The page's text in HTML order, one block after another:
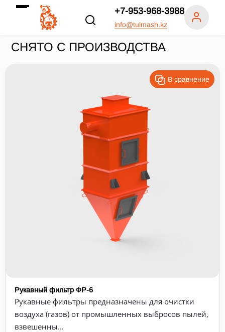
+7-953-968-3988
info@tulmash.kz
СНЯТО С ПРОИЗВОДСТВА
В сравнение
Рукавный фильтр ФР-6
Рукавные фильтры предназначены для очистки
воздуха (газов) от промышленных выбросов пылей,
взвешенны...